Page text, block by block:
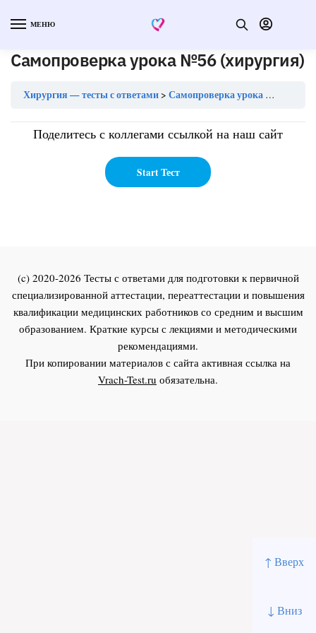
↑ Вверх
↓ Вниз
МЕНЮ
Самопроверка урока №56 (хирургия)
Хирургия — тесты с ответами Самопроверка урока №56 (хирургия)
Поделитесь с коллегами ссылкой на наш сайт
(c) 2020-2026 Тесты с ответами для подготовки к первичной
специализированной аттестации, переаттестации и повышения
квалификации медицинских работников со средним и высшим
образованием. Краткие курсы с лекциями и методическими
рекомендациями.
При копировании материалов с сайта активная ссылка на
Vrach-Test.ru обязательна.